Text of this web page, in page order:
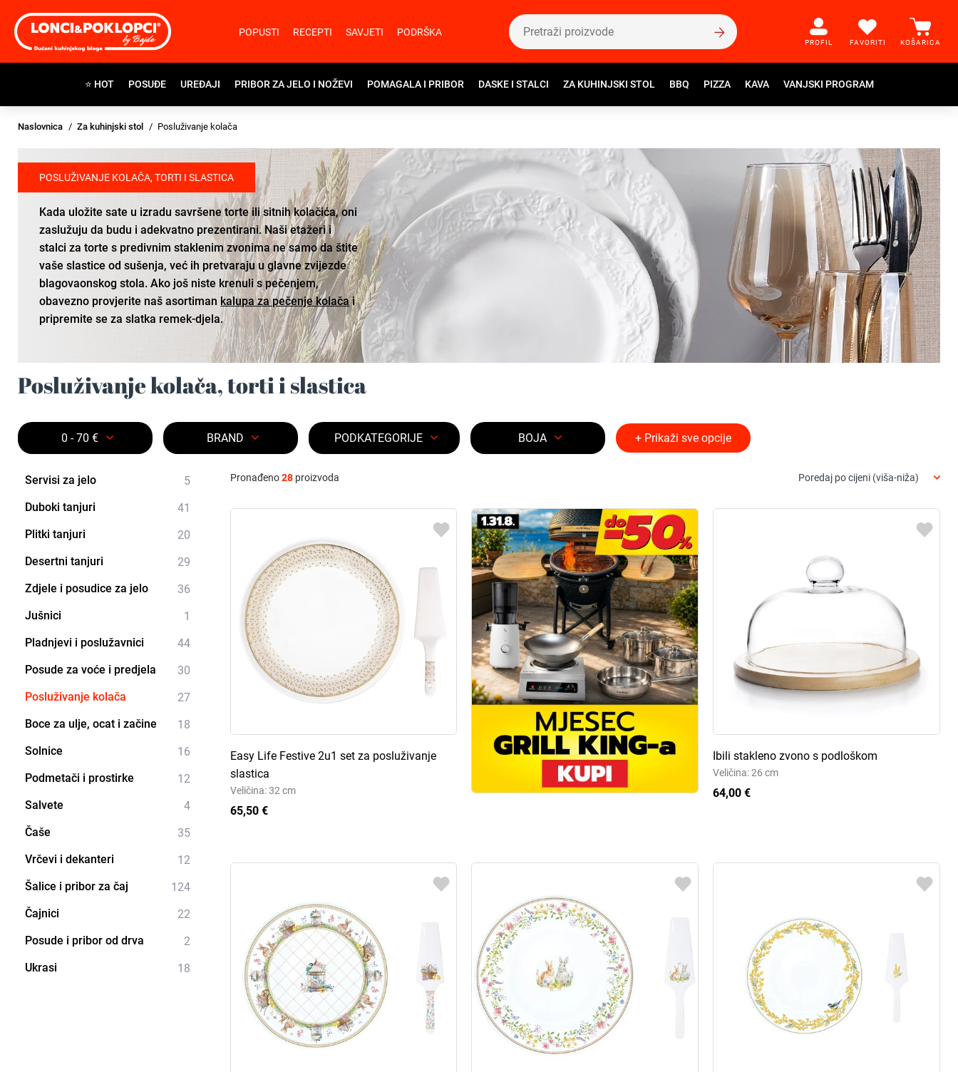
POPUSTI RECEPTI SAVJETI PODRŠKA
PROFIL FAVORITI KOŠARICA
⭐ HOT POSUĐE UREĐAJI PRIBOR ZA JELO I NOŽEVI POMAGALA I PRIBOR DASKE I STALCI ZA KUHINJSKI STOL BBQ PIZZA KAVA VANJSKI PROGRAM
Naslovnica Za kuhinjski stol Posluživanje kolača
POSLUŽIVANJE KOLAČA, TORTI I SLASTICA
Kada uložite sate u izradu savršene torte ili sitnih kolačića, oni
zaslužuju da budu i adekvatno prezentirani. Naši etažeri i
stalci za torte s predivnim staklenim zvonima ne samo da štite
vaše slastice od sušenja, već ih pretvaraju u glavne zvijezde
blagovaonskog stola. Ako još niste krenuli s pečenjem,
obavezno provjerite naš asortiman kalupa za pečenje kolačai
pripremite se za slatka remek-djela.
Posluživanje kolača, torti i slastica
0 - 70 € BRAND PODKATEGORIJE BOJA + Prikaži sve opcije
Servisi za jelo
5
Duboki tanjuri
41
Plitki tanjuri
20
Desertni tanjuri
29
Zdjele i posudice za jelo
36
Jušnici
1
Pladnjevi i poslužavnici
44
Posude za voće i predjela
30
Posluživanje kolača
27
Boce za ulje, ocat i začine
18
Solnice
16
Podmetači i prostirke
12
Salvete
4
Čaše
35
Vrčevi i dekanteri
12
Šalice i pribor za čaj
124
Čajnici
22
Posude i pribor od drva
2
Ukrasi
18
Pronađeno28proizvoda Poredaj po cijeni (viša-niža)
Easy Life Festive 2u1 set za posluživanje
slastica
Veličina: 32 cm
65,50 €
Ibili stakleno zvono s podloškom
Veličina: 26 cm
64,00 €